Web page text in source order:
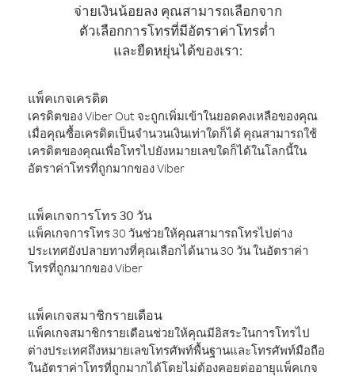
จ่ายเงินน้อยลง คุณสามารถเลือกจาก
ตัวเลือกการโทรที่มีอัตราค่าโทรต่ำ
และยืดหยุ่นได้ของเรา:
แพ็คเกจเครดิต
เครดิตของ Viber Out จะถูกเพิ่มเข้าในยอดคงเหลือของคุณ
เมื่อคุณซื้อเครดิตเป็นจำนวนเงินเท่าใดก็ได้ คุณสามารถใช้
เครดิตของคุณเพื่อโทรไปยังหมายเลขใดก็ได้ในโลกนี้ใน
อัตราค่าโทรที่ถูกมากของ Viber
แพ็คเกจการโทร 30 วัน
แพ็คเกจการโทร 30 วันช่วยให้คุณสามารถโทรไปต่าง
ประเทศยังปลายทางที่คุณเลือกได้นาน 30 วัน ในอัตราค่า
โทรที่ถูกมากของ Viber
แพ็คเกจสมาชิกรายเดือน
แพ็คเกจสมาชิกรายเดือนช่วยให้คุณมีอิสระในการโทรไป
ต่างประเทศถึงหมายเลขโทรศัพท์พื้นฐานและโทรศัพท์มือถือ
ในอัตราค่าโทรที่ถูกมากได้โดยไม่ต้องคอยต่ออายุแพ็คเกจ